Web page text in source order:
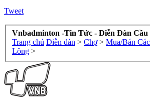
Tweet
Vnbadminton -Tin Tức - Diễn Đàn Cầu
Trang chủ Diễn đàn > Chợ > Mua/Bán
Lông >